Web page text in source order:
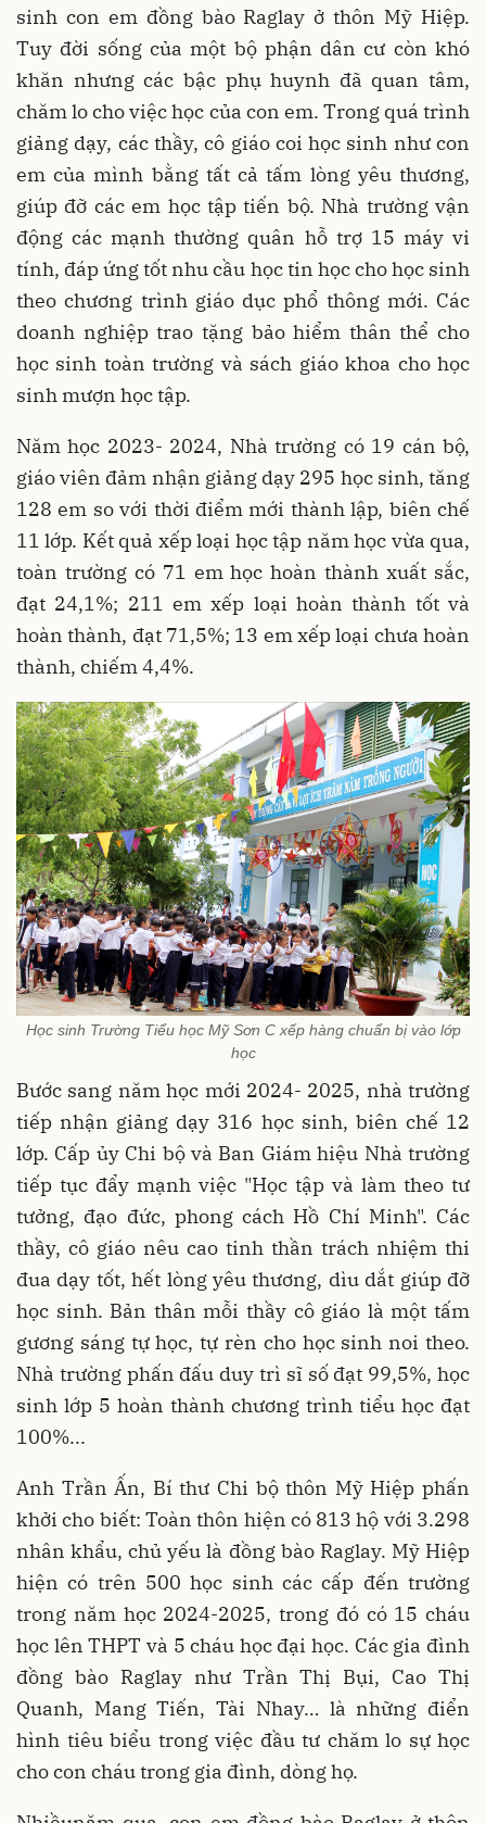
sinh con em đồng bào Raglay ở thôn Mỹ Hiệp.
Tuy đời sống của một bộ phận dân cư còn khó
khăn nhưng các bậc phụ huynh đã quan tâm,
chăm lo cho việc học của con em. Trong quá trình
giảng dạy, các thầy, cô giáo coi học sinh như con
em của mình bằng tất cả tấm lòng yêu thương,
giúp đỡ các em học tập tiến bộ. Nhà trường vận
động các mạnh thường quân hỗ trợ 15 máy vi
tính, đáp ứng tốt nhu cầu học tin học cho học sinh
theo chương trình giáo dục phổ thông mới. Các
doanh nghiệp trao tặng bảo hiểm thân thể cho
học sinh toàn trường và sách giáo khoa cho học
sinh mượn học tập.
Năm học 2023- 2024, Nhà trường có 19 cán bộ,
giáo viên đảm nhận giảng dạy 295 học sinh, tăng
128 em so với thời điểm mới thành lập, biên chế
11 lớp. Kết quả xếp loại học tập năm học vừa qua,
toàn trường có 71 em học hoàn thành xuất sắc,
đạt 24,1%; 211 em xếp loại hoàn thành tốt và
hoàn thành, đạt 71,5%; 13 em xếp loại chưa hoàn
thành, chiếm 4,4%.
Học sinh Trường Tiểu học Mỹ Sơn C xếp hàng chuẩn bị vào lớp
học
Bước sang năm học mới 2024- 2025, nhà trường
tiếp nhận giảng dạy 316 học sinh, biên chế 12
lớp. Cấp ủy Chi bộ và Ban Giám hiệu Nhà trường
tiếp tục đẩy mạnh việc "Học tập và làm theo tư
tưởng, đạo đức, phong cách Hồ Chí Minh". Các
thầy, cô giáo nêu cao tinh thần trách nhiệm thi
đua dạy tốt, hết lòng yêu thương, dìu dắt giúp đỡ
học sinh. Bản thân mỗi thầy cô giáo là một tấm
gương sáng tự học, tự rèn cho học sinh noi theo.
Nhà trường phấn đấu duy trì sĩ số đạt 99,5%, học
sinh lớp 5 hoàn thành chương trình tiểu học đạt
100%...
Anh Trần Ấn, Bí thư Chi bộ thôn Mỹ Hiệp phấn
khởi cho biết: Toàn thôn hiện có 813 hộ với 3.298
nhân khẩu, chủ yếu là đồng bào Raglay. Mỹ Hiệp
hiện có trên 500 học sinh các cấp đến trường
trong năm học 2024-2025, trong đó có 15 cháu
học lên THPT và 5 cháu học đại học. Các gia đình
đồng bào Raglay như Trần Thị Bụi, Cao Thị
Quanh, Mang Tiến, Tài Nhay… là những điển
hình tiêu biểu trong việc đầu tư chăm lo sự học
cho con cháu trong gia đình, dòng họ.